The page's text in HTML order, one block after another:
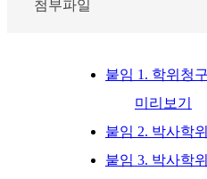
첨부파일
붙임 1. 학위청
미리보기
붙임 2. 박사학
붙임 3. 박사학